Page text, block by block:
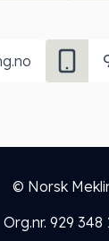
© Norsk
Org.nr. 929 348